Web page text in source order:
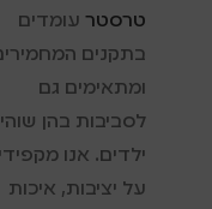
טרסטר עומדים
בתקנים
ומתאימים גם
לסביבות בהן
ילדים. אנו
על יציבות, איכות